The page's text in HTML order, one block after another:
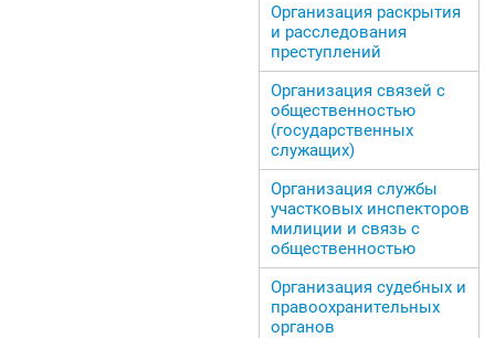
Организация раскрытия
и расследования
преступлений
Организация связей с
общественностью
(государственных
служащих)
Организация службы
участковых инспекторов
милиции и связь с
общественностью
Организация судебных и
правоохранительных
органов